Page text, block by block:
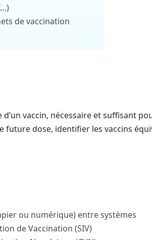
de vaccination
vaccin, nécessaire et suffisant
future dose, identifier les vaccins
ou numérique) entre systèmes
de Vaccination (SIV)